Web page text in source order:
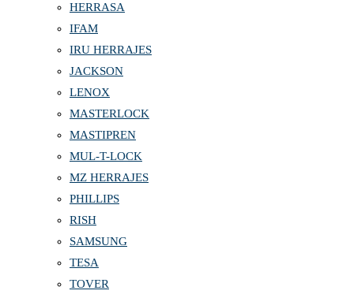
HERRASA
IFAM
IRU HERRAJES
JACKSON
LENOX
MASTERLOCK
MASTIPREN
MUL-T-LOCK
MZ HERRAJES
PHILLIPS
RISH
SAMSUNG
TESA
TOVER